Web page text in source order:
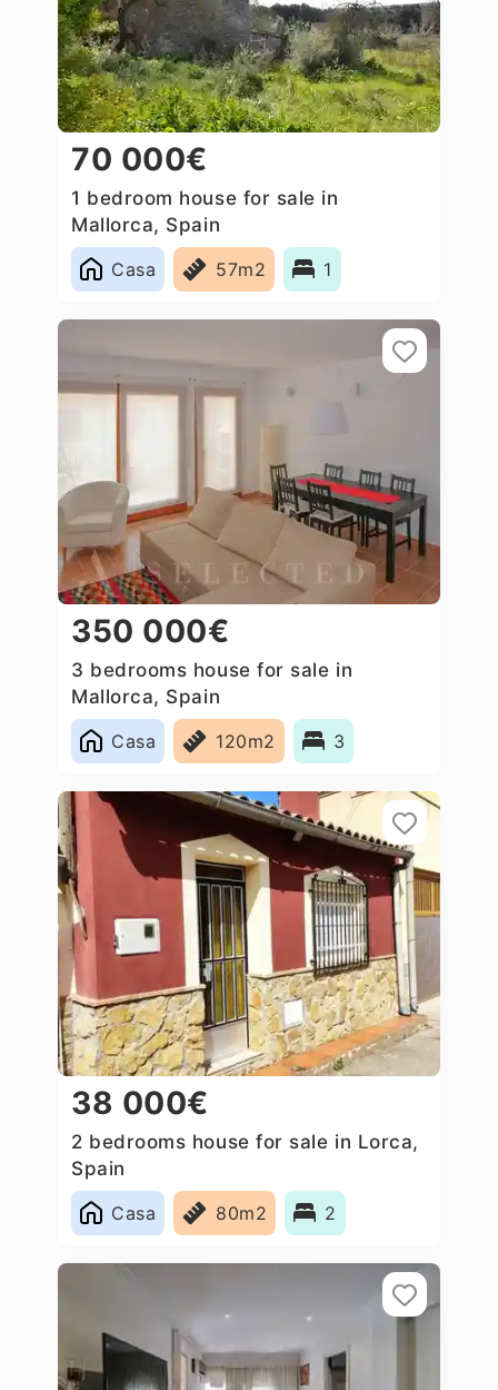
70 000€
1 bedroom house for sale in
Mallorca, Spain
Casa
57m2 1
350 000€
3 bedrooms house for sale in
Mallorca, Spain
Casa
120m2 3
38 000€
2 bedrooms house for sale in Lorca,
Spain
Casa
80m2 2